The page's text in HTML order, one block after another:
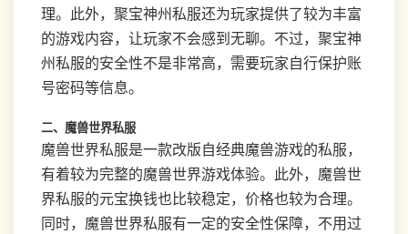
理。此外，聚宝神州私服还为玩家提供了较为丰富
的游戏内容，让玩家不会感到无聊。不过，聚宝神
州私服的安全性不是非常高，需要玩家自行保护账
号密码等信息。
二、魔兽世界私服
魔兽世界私服是一款改版自经典魔兽游戏的私服，
有着较为完整的魔兽世界游戏体验。此外，魔兽世
界私服的元宝换钱也比较稳定，价格也较为合理。
同时，魔兽世界私服有一定的安全性保障，不用过